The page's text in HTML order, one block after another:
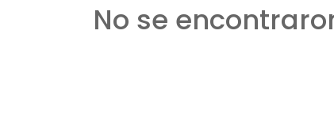
No se